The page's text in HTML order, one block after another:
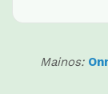
Mainos: